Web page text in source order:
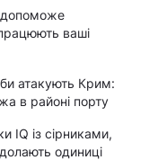
щоб за них
"чорну"
допоможе
ваші
атакують Крим:
в районі порту
IQ із сірниками,
одиниці